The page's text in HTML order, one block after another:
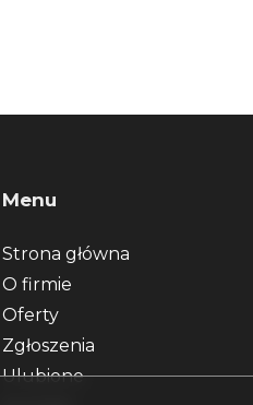
Menu
Strona główna
O firmie
Oferty
Zgłoszenia
Ulubione